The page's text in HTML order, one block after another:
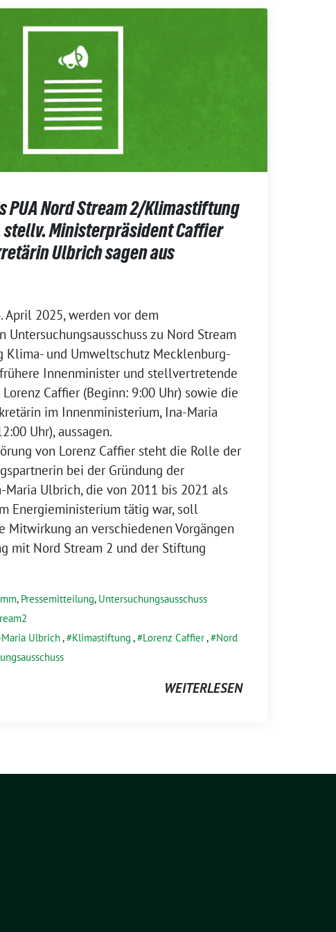
PUA Nord Stream 2/Klimastiftung
stellv. Ministerpräsident Caffier
Ulbrich sagen aus
April 2025, werden vor dem
Untersuchungsausschuss zu Nord Stream
Klima- und Umweltschutz Mecklenburg-
Innenminister und stellvertretende
Caffier (Beginn: 9:00 Uhr) sowie die
im Innenministerium, Ina-Maria
Uhr), aussagen.
von Lorenz Caffier steht die Rolle der
bei der Gründung der
Ulbrich, die von 2011 bis 2021 als
Energieministerium tätig war, soll
Mitwirkung an verschiedenen Vorgängen
mit Nord Stream 2 und der Stiftung
, Pressemitteilung, Untersuchungsausschuss
Maria Ulbrich, Klimastiftung , Lorenz Caffier,
Nord
WEITERLESEN